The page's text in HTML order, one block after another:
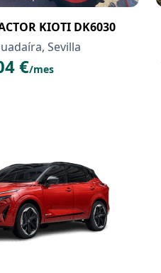
KIOTI DK6030
Sevilla
€/mes